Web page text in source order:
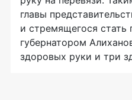
главы
и стремящегося стать
губернатором
здоровых руки и три